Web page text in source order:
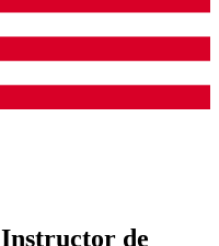
Instructor de